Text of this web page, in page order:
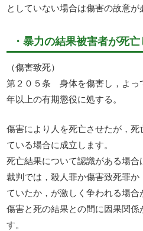
としていない場合は傷害の故意が
・暴力の結果被害者が死
（傷害致死）
第２０５条 身体を傷害し，よっ
年以上の有期懲役に処する。
傷害により人を死亡させたが，
ている場合に成立します。
死亡結果について認識がある場合
裁判では，殺人罪か傷害致死罪
ていたか，が激しく争われる場合
傷害と死の結果との間に因果関係
す。